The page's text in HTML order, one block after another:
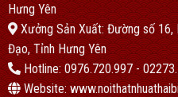
Hưng Yên
Xưởng Sản Xuất: Đường số 16,
Đạo, Tỉnh Hưng Yên
Hotline: 0976.720.997 -
Website: